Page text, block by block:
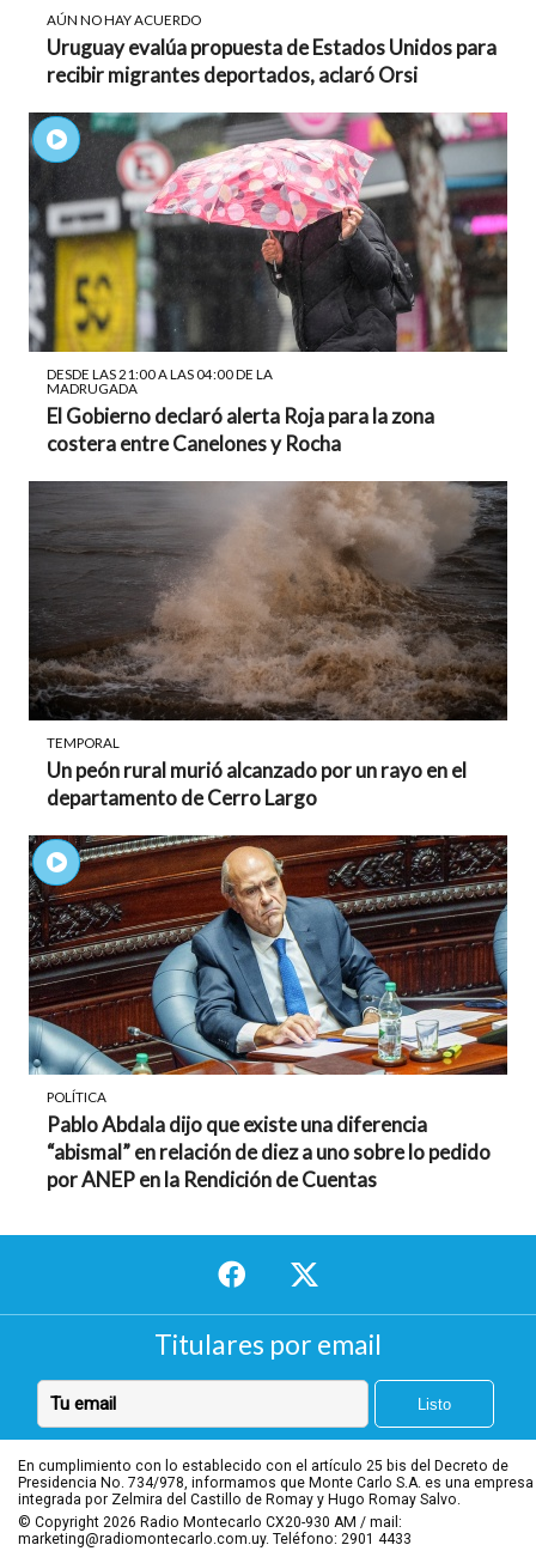
AÚN NO HAY ACUERDO
Uruguay evalúa propuesta de Estados Unidos para
recibir migrantes deportados, aclaró Orsi
DESDE LAS 21:00 A LAS 04:00 DE LA
MADRUGADA
El Gobierno declaró alerta Roja para la zona
costera entre Canelones y Rocha
TEMPORAL
Un peón rural murió alcanzado por un rayo en el
departamento de Cerro Largo
POLÍTICA
Pablo Abdala dijo que existe una diferencia
“abismal” en relación de diez a uno sobre lo pedido
por ANEP en la Rendición de Cuentas
Titulares por email
En cumplimiento con lo establecido con el artículo 25 bis del Decreto de
Presidencia No. 734/978, informamos que Monte Carlo S.A. es una empresa
integrada por Zelmira del Castillo de Romay y Hugo Romay Salvo.
© Copyright 2026 Radio Montecarlo CX20-930 AM / mail:
marketing@radiomontecarlo.com.uy. Teléfono: 2901 4433